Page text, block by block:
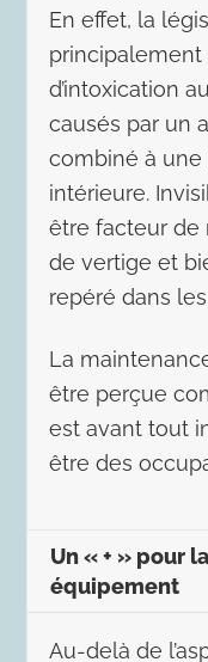
En effet, la
principalement
d’intoxication
causés par un
combiné à une
intérieure.
être facteur de
de vertige et
repéré dans
La
être perçue
est avant tout
être des
Un « + » pour
équipement
Au-delà de